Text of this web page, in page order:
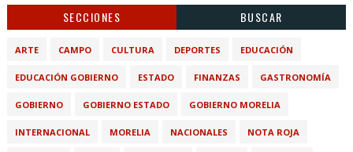
SECCIONES BUSCAR
ARTE CAMPO CULTURA DEPORTES EDUCACIÓN
EDUCACIÓN GOBIERNO ESTADO FINANZAS GASTRONOMÍA
GOBIERNO GOBIERNO ESTADO GOBIERNO MORELIA
INTERNACIONAL MORELIA NACIONALES NOTA ROJA